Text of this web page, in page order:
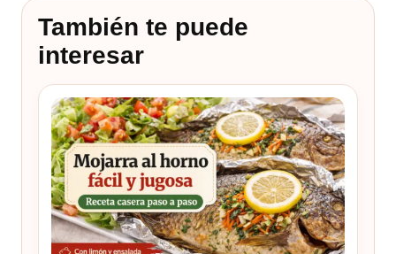
También te puede
interesar